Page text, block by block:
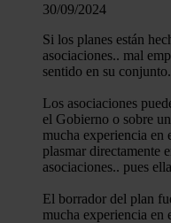
30/09/2024
Si los planes están
asociaciones.. mal
sentido en su conjunto.
Los asociaciones
el Gobierno o sobre
mucha experiencia en
plasmar directamente
asociaciones.. pues
El borrador del plan
mucha experiencia en